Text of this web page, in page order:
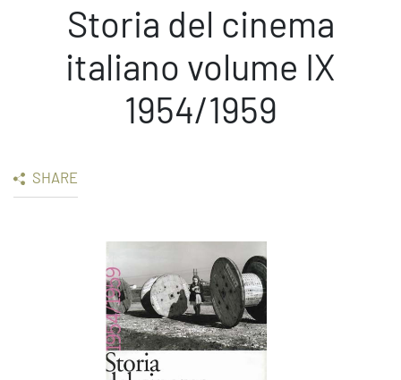
Storia del cinema
italiano volume IX
1954/1959
SHARE